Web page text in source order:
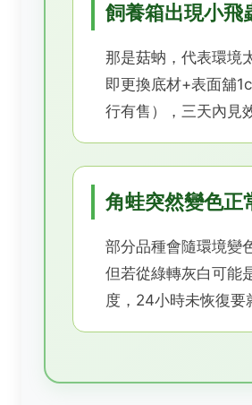
飼養箱出現小飛
那是菇蚋，代表環境
即更換底材+表面舖
行有售），三天內見
角蛙突然變色正
部分品種會隨環境變
但若從綠轉灰白可能
度，24小時未恢復要